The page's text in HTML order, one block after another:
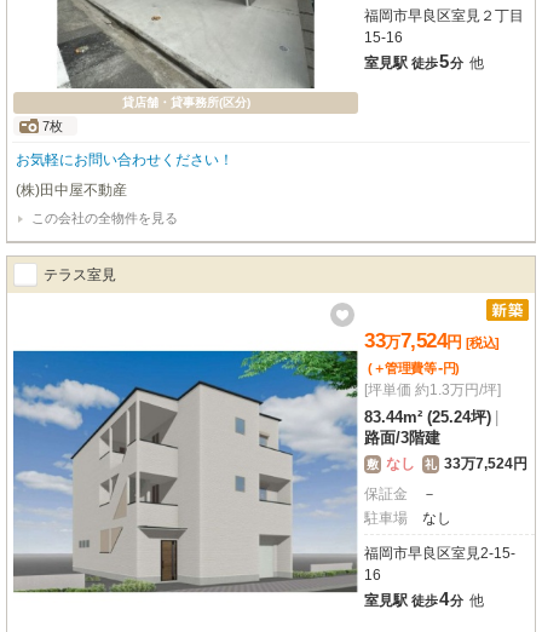
貸店舗・貸事務所(区分)
7枚
福岡市早良区室見２丁目
15-16
室見駅 徒歩5分 他
お気軽にお問い合わせください！
(株)田中屋不動産
この会社の全物件を見る
テラス室見
33万7,524円 [税込]
(＋管理費等-円)
[坪単価 約1.3万円/坪]
83.44m² (25.24坪)
路面/3階建
敷 なし 礼 33万7,524円
保証金
－
駐車場
なし
福岡市早良区室見2-15-
16
室見駅 徒歩4分 他